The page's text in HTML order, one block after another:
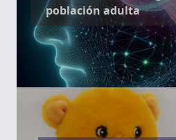
población adulta